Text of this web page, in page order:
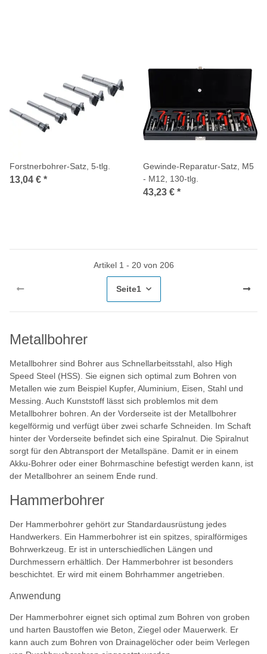
Forstnerbohrer-Satz, 5-tlg.
13,04 € *
Gewinde-Reparatur-Satz, M5
- M12, 130-tlg.
43,23 € *
Artikel 1 - 20 von 206
Seite1
Metallbohrer
Metallbohrer sind Bohrer aus Schnellarbeitsstahl, also High
Speed Steel (HSS). Sie eignen sich optimal zum Bohren von
Metallen wie zum Beispiel Kupfer, Aluminium, Eisen, Stahl und
Messing. Auch Kunststoff lässt sich problemlos mit dem
Metallbohrer bohren. An der Vorderseite ist der Metallbohrer
kegelförmig und verfügt über zwei scharfe Schneiden. Im Schaft
hinter der Vorderseite befindet sich eine Spiralnut. Die Spiralnut
sorgt für den Abtransport der Metallspäne. Damit er in einem
Akku-Bohrer oder einer Bohrmaschine befestigt werden kann, ist
der Metallbohrer an seinem Ende rund.
Hammerbohrer
Der Hammerbohrer gehört zur Standardausrüstung jedes
Handwerkers. Ein Hammerbohrer ist ein spitzes, spiralförmiges
Bohrwerkzeug. Er ist in unterschiedlichen Längen und
Durchmessern erhältlich. Der Hammerbohrer ist besonders
beschichtet. Er wird mit einem Bohrhammer angetrieben.
Anwendung
Der Hammerbohrer eignet sich optimal zum Bohren von groben
und harten Baustoffen wie Beton, Ziegel oder Mauerwerk. Er
kann auch zum Bohren von Drainagelöcher oder beim Verlegen